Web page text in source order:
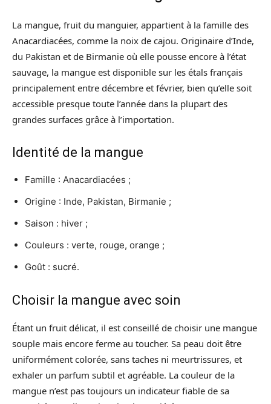
La mangue, fruit du manguier, appartient à la famille des
Anacardiacées, comme la noix de cajou. Originaire d’Inde,
du Pakistan et de Birmanie où elle pousse encore à l’état
sauvage, la mangue est disponible sur les étals français
principalement entre décembre et février, bien qu’elle soit
accessible presque toute l’année dans la plupart des
grandes surfaces grâce à l’importation.
Identité de la mangue
Famille : Anacardiacées ;
Origine : Inde, Pakistan, Birmanie ;
Saison : hiver ;
Couleurs : verte, rouge, orange ;
Goût : sucré.
Choisir la mangue avec soin
Étant un fruit délicat, il est conseillé de choisir une mangue
souple mais encore ferme au toucher. Sa peau doit être
uniformément colorée, sans taches ni meurtrissures, et
exhaler un parfum subtil et agréable. La couleur de la
mangue n’est pas toujours un indicateur fiable de sa